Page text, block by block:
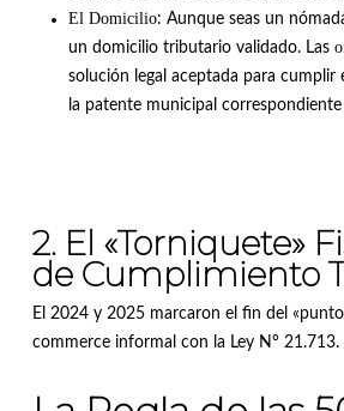
El Domicilio: Aunque seas un
un domicilio tributario validado. Las
solución legal aceptada para cumplir
la patente municipal correspondiente
2. El «Torniquete»
de Cumplimiento
El 2024 y 2025 marcaron el fin del
commerce informal con la Ley N° 21.713.